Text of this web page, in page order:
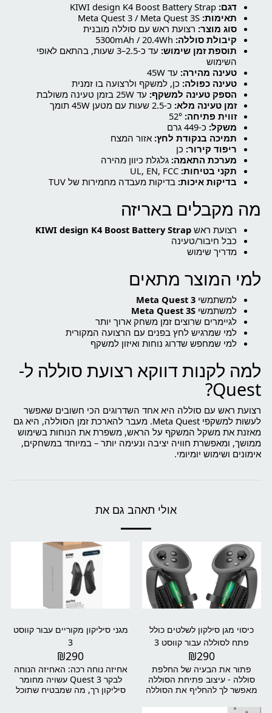
דגם:
תאימות:
סוג מוצר: רצועת ראש עם סוללה מובנית
קיבולת סוללה:
תוספת זמן שימוש:
עד כ-2.5–3 שעות, בהתאם לאופי
השימוש
טעינה מהירה: עד 45W
טעינה כפולה: כן, למשקף ולרצועה בו זמנית
הספק טעינה למשקף: עד 25W בזמן טעינה משולבת
זמן טעינה מלא: כ-2.5 שעות עם מטען 45W תומך
זווית פתיחה:
משקל: כ-449 גרם
תמיכה בנקודת לחץ: אזור המצח
ריפוד קירור: כן
מערכת התאמה: גלגלת כיוון מהירה
תקני בטיחות:
בדיקות איכות: בדיקות מעבדה מחמירות של TUV
מה מקבלים באריזה
רצועת ראש KIWI design K4 Boost Battery Strap
כבל חיבור/טעינה
מדריך שימוש
למי המוצר מתאים
למשתמשי Meta Quest 3
למשתמשי Meta Quest 3S
לגיימרים שרוצים זמן משחק ארוך יותר
למי שמרגיש לחץ בפנים עם הרצועה המקורית
למי שמחפש שדרוג נוחות ואיזון למשקף
למה לקנות דווקא רצועת סוללה ל-
Quest?
רצועת ראש עם סוללה היא אחד השדרוגים הכי חשובים שאפשר
לעשות למשקפי Meta Quest. מעבר להארכת זמן הסוללה, היא גם
מאזנת את משקל המשקף על הראש, משפרת את הנוחות בשימוש
ממושך, ומאפשרת חוויה יציבה ונעימה יותר – במיוחד במשחקים,
אימונים ושימוש יומיומי.
אולי תאהב גם את
כיסוי מגן סילקון לשלטים כולל
פתח לסוללה עבור קווסט 3
₪290
פתור את הבעיה של החלפת
סוללה - עיצוב פתיחת הסוללה
מאפשר לך להחליף את הסוללה
אחיזת השלט. טיפים: לשונית
מגני סיליקון מקוריים עבור קווסט
3
₪290
אחיזה נוחה רכה: האחיזה הנוחה
לבקר Quest 3 עשויה מחומר
סיליקון רך, מה שמבטיח שתוכל